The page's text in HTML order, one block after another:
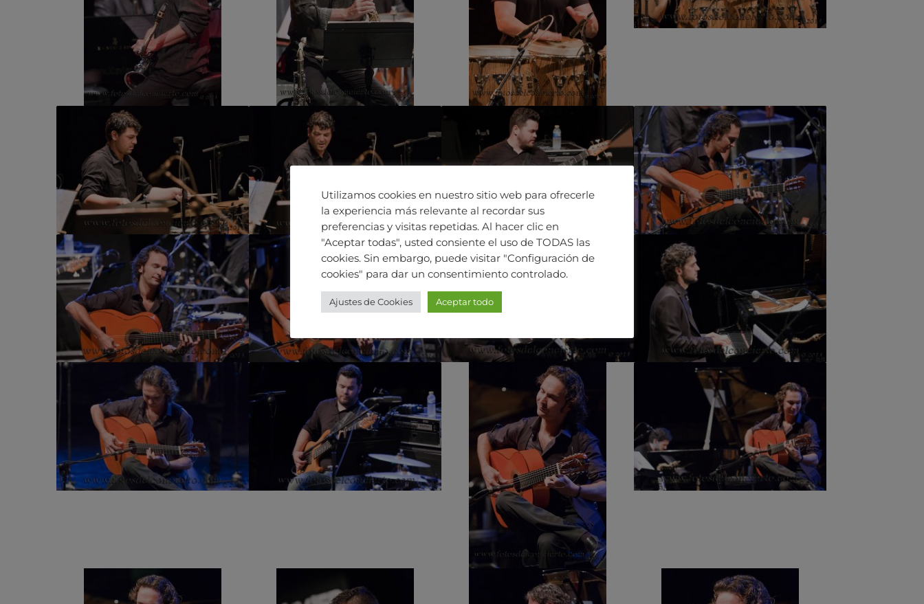
Utilizamos cookies en nuestro sitio web para ofrecerle
la experiencia más relevante al recordar sus
preferencias y visitas repetidas. Al hacer clic en
"Aceptar todas", usted consiente el uso de TODAS las
cookies. Sin embargo, puede visitar "Configuración de
cookies" para dar un consentimiento controlado.
Ajustes de Cookies Aceptar todo